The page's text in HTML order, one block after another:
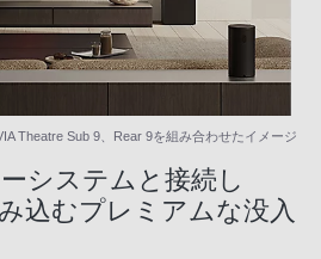
Theatre Sub 9、Rear 9を組み合わせたイメージ
システムと接続し
込むプレミアムな没入